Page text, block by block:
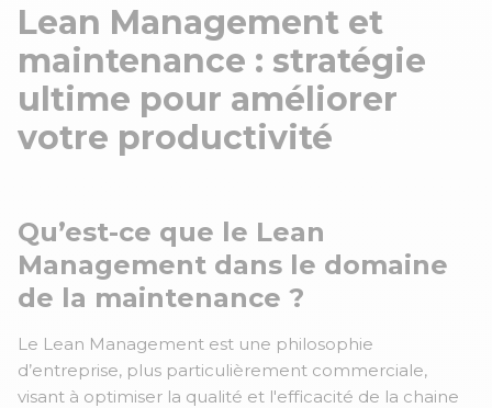
Lean Management et
maintenance : stratégie
ultime pour améliorer
votre productivité
Qu’est-ce que le Lean
Management dans le domaine
de la maintenance ?
Le Lean Management est une philosophie
d’entreprise, plus particulièrement commerciale,
visant à optimiser la qualité et l'efficacité de la chaine